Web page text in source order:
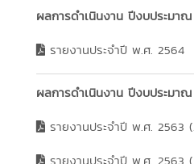
ผลการดำเนินงาน ปีงบประมา
รายงานประจำปี พ.ศ. 2564
ผลการดำเนินงาน ปีงบประมา
รายงานประจำปี พ.ศ. 2563